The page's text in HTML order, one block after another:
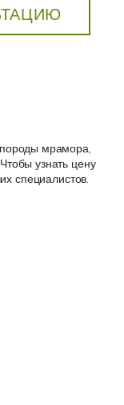
мрамора,
узнать цену
специалистов.